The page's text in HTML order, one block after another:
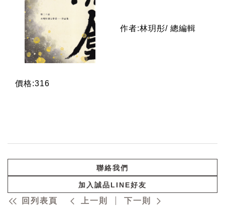
作者:林玥彤/ 總編輯
價格:316
聯絡我們
加入誠品LINE好友
回列表頁 上一則 下一則